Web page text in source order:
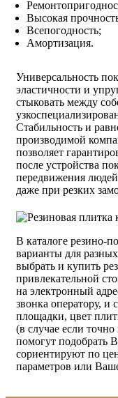
Высокая
Всепогодность;
Амортизация.
Универсальность
эластичности и
стыковать между
Стабильность и
производимой
позволяет
после устройства
передвижения
даже при резких
В каталоге резино-
варианты для
выбрать и купить
привлекательной
на электронный
звонка оператору,
площадки, цвет
(в случае если
помогут подобрать
сориентируют по
параметров или